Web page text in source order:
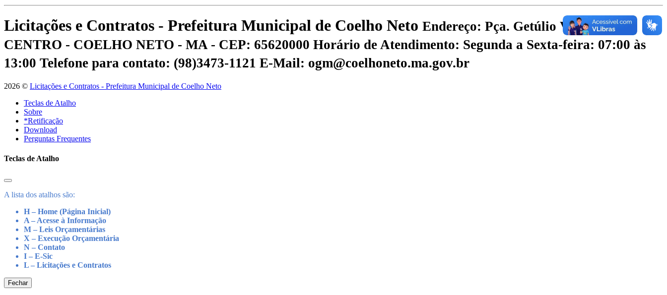
Licitações e Contratos - Prefeitura Municipal de Coelho Neto Endereço: Pça. Getúlio Vargas, S/N -
CENTRO - COELHO NETO - MA - CEP: 65620000 Horário de Atendimento: Segunda a Sexta-feira: 07:00 às
13:00 Telefone para contato: (98)3473-1121 E-Mail: ogm@coelhoneto.ma.gov.br
2026 © Licitações e Contratos - Prefeitura Municipal de Coelho Neto
Teclas de Atalho
Sobre
*Retificação
Download
Perguntas Frequentes
Teclas de Atalho
A lista dos atalhos são:
H – Home (Página Inicial)
A – Acesse à Informação
M – Leis Orçamentárias
X – Execução Orçamentária
N – Contato
I – E-Sic
L – Licitações e Contratos
Fechar